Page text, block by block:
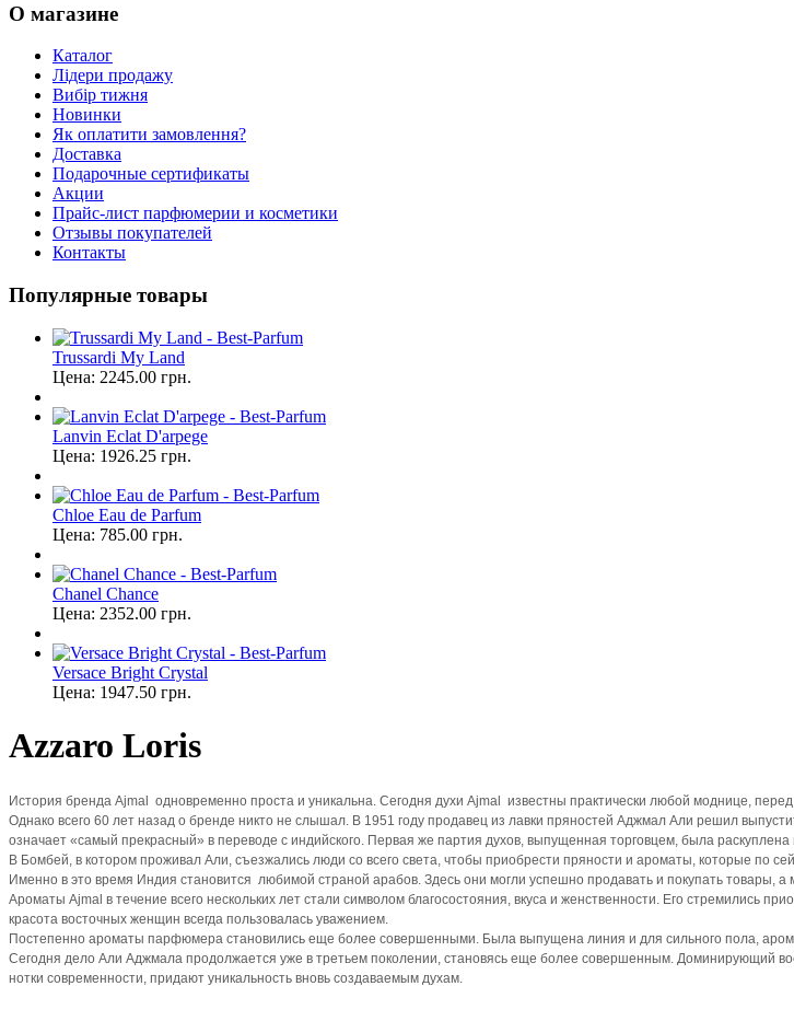
О магазине
Каталог
Лідери продажу
Вибір тижня
Новинки
Як оплатити замовлення?
Доставка
Подарочные сертификаты
Акции
Прайс-лист парфюмерии и косметики
Отзывы покупателей
Контакты
Популярные товары
Trussardi My Land
Цена: 2245.00 грн.
Lanvin Eclat D'arpege
Цена: 1926.25 грн.
Chloe Eau de Parfum
Цена: 785.00 грн.
Chanel Chance
Цена: 2352.00 грн.
Versace Bright Crystal
Цена: 1947.50 грн.
Azzaro Loris
История бренда Ajmal одновременно проста и уникальна. Сегодня духи Ajmal известны практически любой моднице,
Однако всего 60 лет назад о бренде никто не слышал. В 1951 году продавец из лавки пряностей Аджмал Али решил
означает «самый прекрасный» в переводе с индийского. Первая же партия духов, выпущенная торговцем, была раскуплена
В Бомбей, в котором проживал Али, съезжались люди со всего света, чтобы приобрести пряности и ароматы, которые по сей
Именно в это время Индия становится любимой страной арабов. Здесь они могли успешно продавать и покупать товары, а
Ароматы Ajmal в течение всего нескольких лет стали символом благосостояния, вкуса и женственности. Его стремились
красота восточных женщин всегда пользовалась уважением.
Постепенно ароматы парфюмера становились еще более совершенными. Была выпущена линия и для сильного пола,
Сегодня дело Али Аджмала продолжается уже в третьем поколении, становясь еще более совершенным. Доминирующий
нотки современности, придают уникальность вновь создаваемым духам.